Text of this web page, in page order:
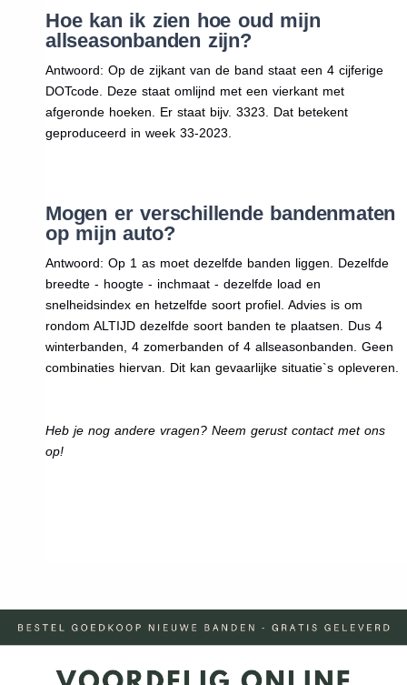
Hoe kan ik zien hoe oud mijn
allseasonbanden zijn?
Antwoord: Op de zijkant van de band staat een 4 cijferige
DOTcode. Deze staat omlijnd met een vierkant met
afgeronde hoeken. Er staat bijv. 3323. Dat betekent
geproduceerd in week 33-2023.
Mogen er verschillende bandenmaten
op mijn auto?
Antwoord: Op 1 as moet dezelfde banden liggen. Dezelfde
breedte - hoogte - inchmaat - dezelfde load en
snelheidsindex en hetzelfde soort profiel. Advies is om
rondom ALTIJD dezelfde soort banden te plaatsen. Dus 4
winterbanden, 4 zomerbanden of 4 allseasonbanden. Geen
combinaties hiervan. Dit kan gevaarlijke situatie`s opleveren.
Heb je nog andere vragen? Neem gerust contact met ons
op!